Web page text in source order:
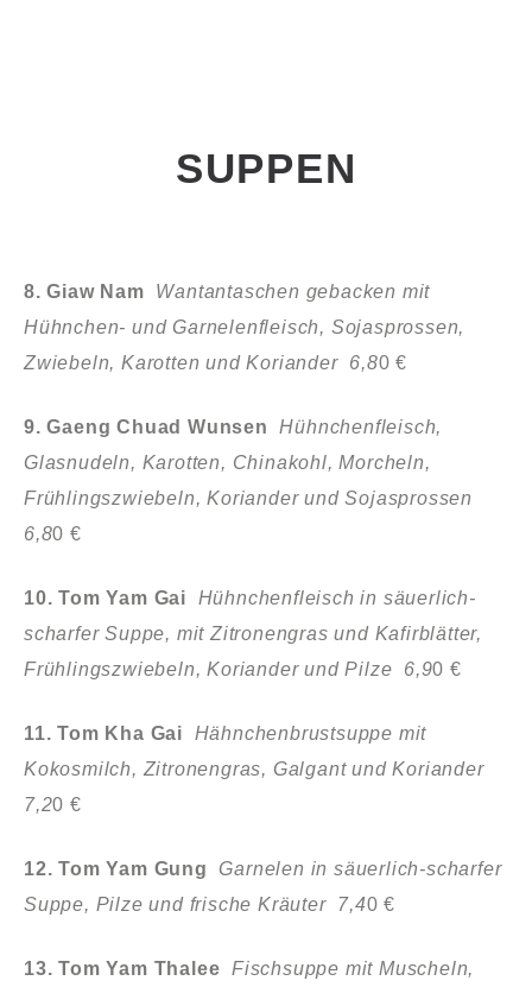
SUPPEN
8. Giaw Nam
Wantantaschen gebacken mit
Hühnchen- und Garnelenfleisch, Sojasprossen,
Zwiebeln, Karotten und Koriander 6,80 €
9. Gaeng Chuad Wunsen
Hühnchenfleisch,
Glasnudeln, Karotten, Chinakohl, Morcheln,
Frühlingszwiebeln, Koriander und Sojasprossen
6,80 €
10. Tom Yam Gai
Hühnchenfleisch in säuerlich-
scharfer Suppe, mit Zitronengras und Kafirblätter,
Frühlingszwiebeln, Koriander und Pilze 6,90 €
11. Tom Kha Gai Hähnchenbrustsuppe mit
Kokosmilch, Zitronengras, Galgant und Koriander
7,20 €
12. Tom Yam GungGarnelen in säuerlich-scharfer
Suppe, Pilze und frische Kräuter 7,40 €
13. Tom Yam Thalee Fischsuppe mit Muscheln,